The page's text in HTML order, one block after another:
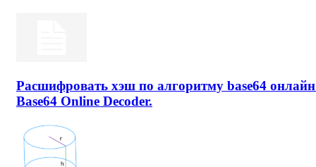
Расшифровать хэш по алгоритму base64
Base64 Online Decoder.